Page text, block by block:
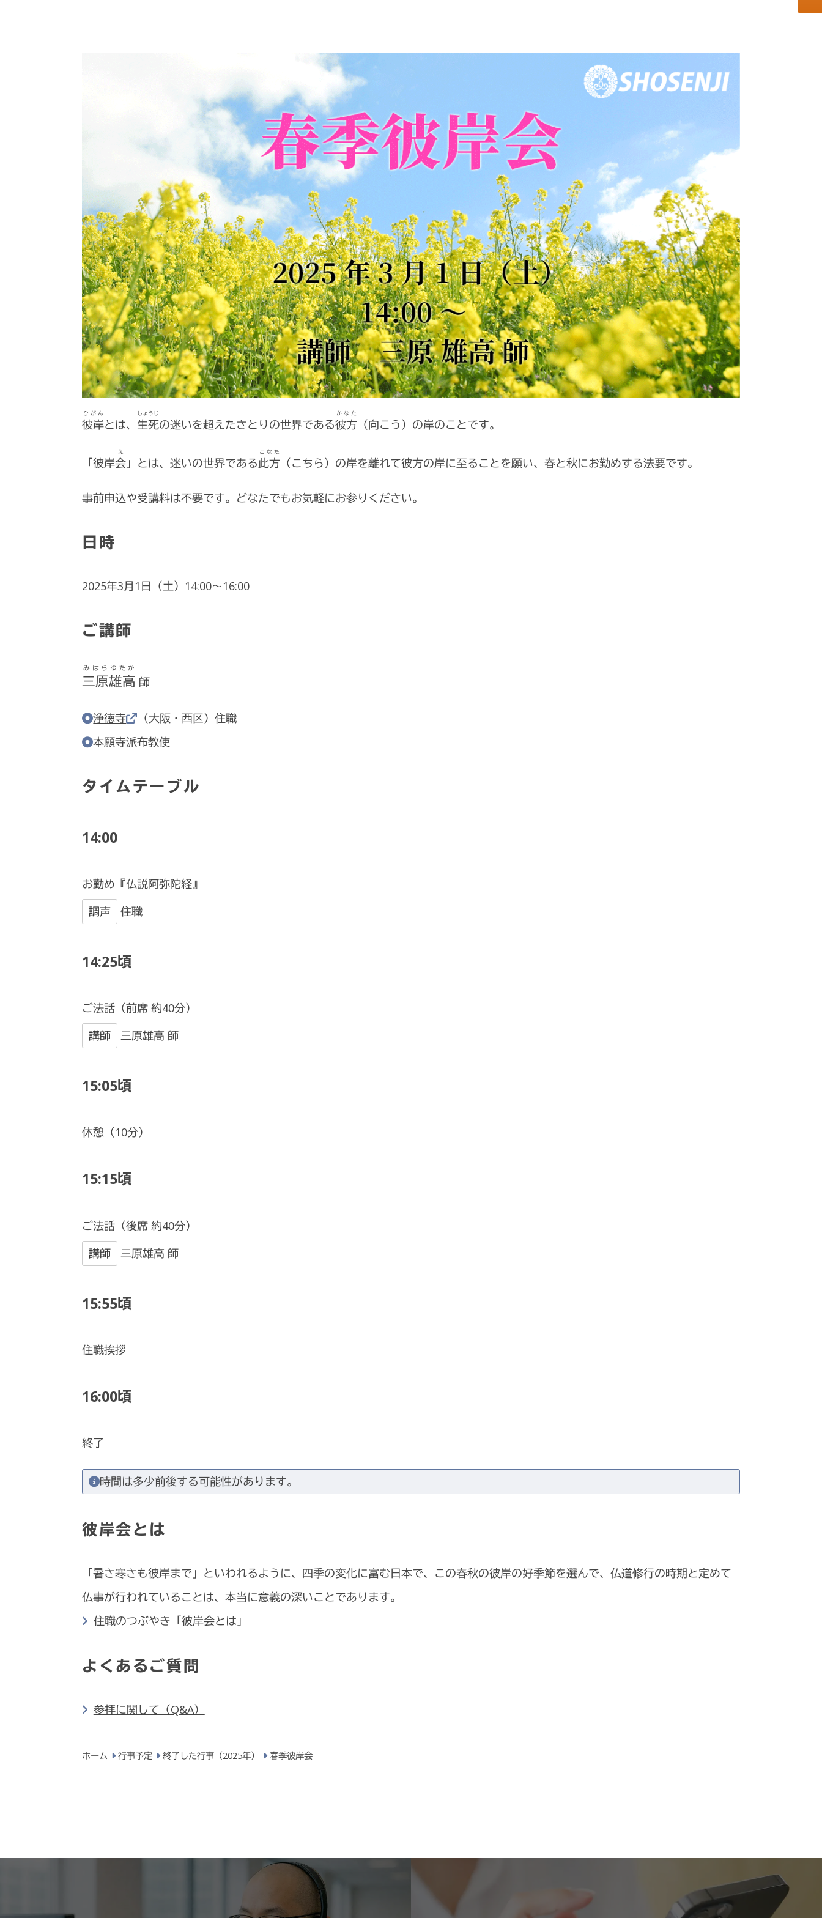
彼岸
ひがん
とは、 生死
しょうじ
の迷いを超えたさとりの世界である彼方
かなた
（向こう）の岸のことです。
「彼岸会
え
」とは、迷いの世界である此方
こなた
（こちら）の岸を離れて彼方の岸に至ることを願い、春と秋にお勤めする法要です。
事前申込や受講料は不要です。どなたでもお気軽にお参りください。
日時
2025年3月1日（土）14:00～16:00
ご講師
三原雄高
みはらゆたか
師
浄徳寺
（大阪・西区）住職
本願寺派布教使
タイムテーブル
14:00
お勤め『仏説阿弥陀経』
調声
住職
14:25頃
ご法話（前席 約40分）
講師
三原雄高 師
15:05頃
休憩（10分）
15:15頃
ご法話（後席 約40分）
講師
三原雄高 師
15:55頃
住職挨拶
16:00頃
終了
時間は多少前後する可能性があります。
彼岸会とは
「暑さ寒さも彼岸まで」といわれるように、四季の変化に富む日本で、この春秋の彼岸の好季節を選んで、仏道修行の時期と定めて
仏事が行われていることは、本当に意義の深いことであります。
住職のつぶやき「彼岸会とは」
よくあるご質問
参拝に関して（Q&A）
ホーム 行事予定 終了した行事（2025年） 春季彼岸会